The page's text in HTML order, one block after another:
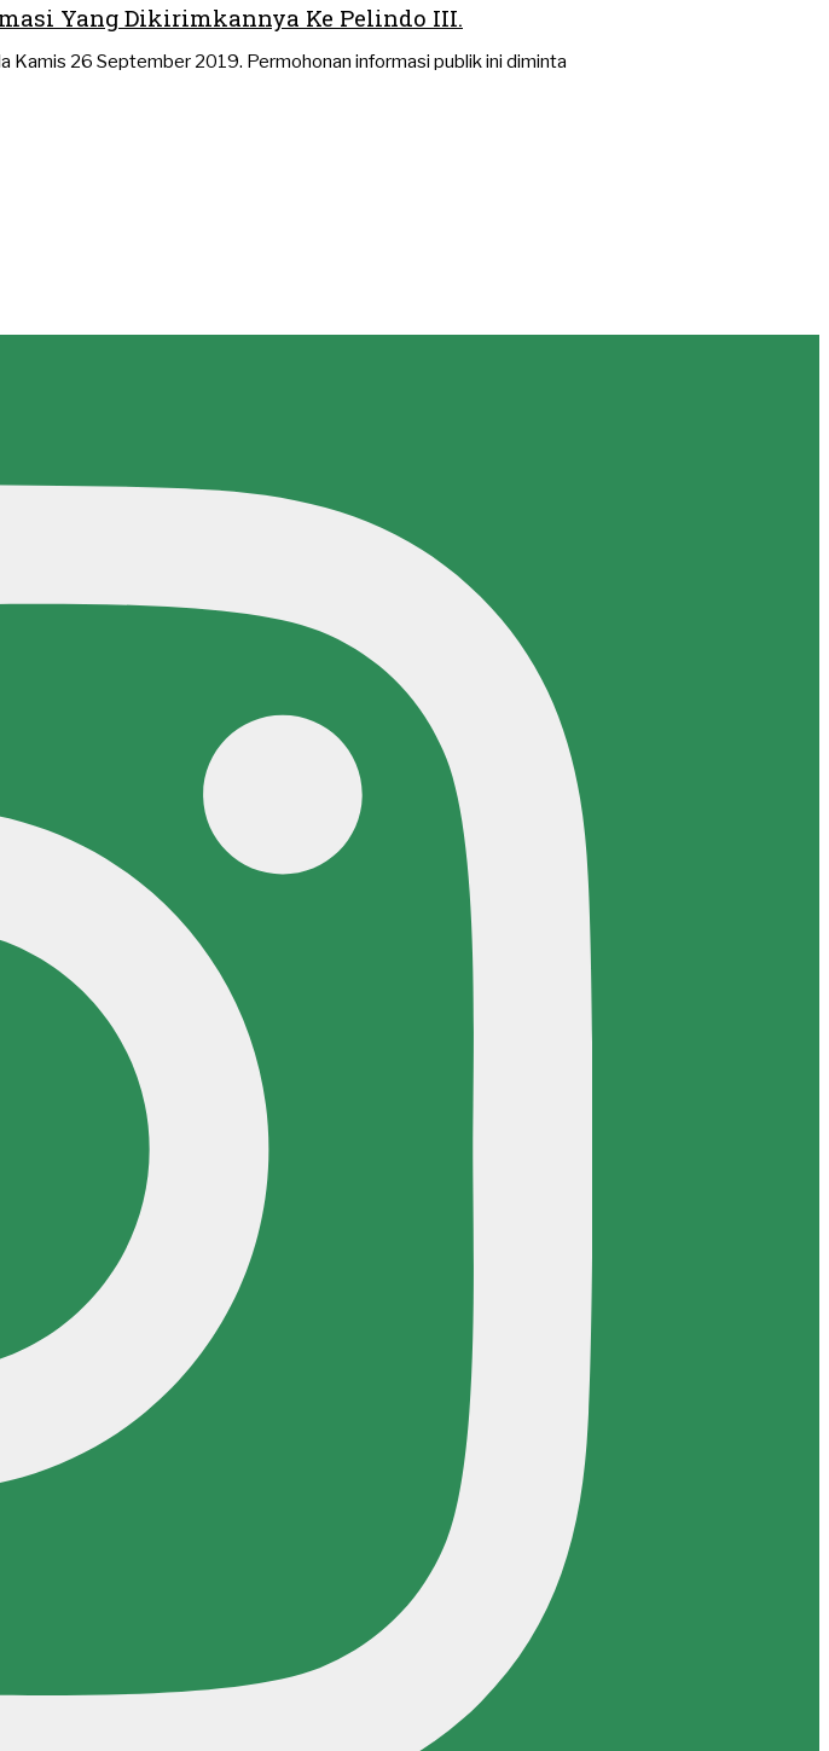
Yang Dikirimkannya Ke Pelindo III.
Kamis 26 September 2019. Permohonan informasi publik ini diminta